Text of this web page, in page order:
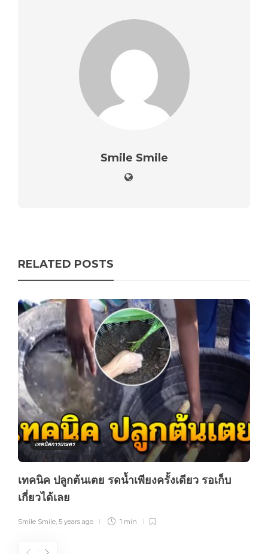
Smile Smile
RELATED POSTS
เทคนิคการเกษตร
เทคนิค ปลูกต้นเตย รดน้ำเพียงครั้งเดียว รอเก็บ
เกี่ยวได้เลย
Smile Smile, 5 years ago 1 min